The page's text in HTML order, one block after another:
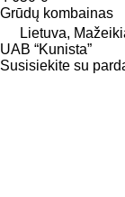
Grūdų kombainas
Lietuva,
UAB “Kunista”
Susisiekite su